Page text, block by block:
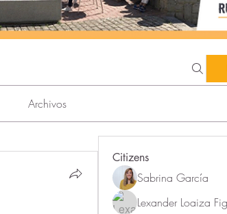
Archivos
Citizens
Sabrina García